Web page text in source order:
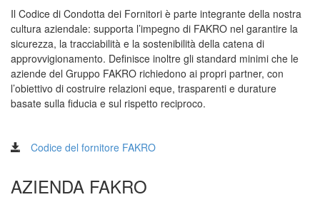
Il Codice di Condotta dei Fornitori è parte integrante della nostra
cultura aziendale: supporta l’impegno di FAKRO nel garantire la
sicurezza, la tracciabilità e la sostenibilità della catena di
approvvigionamento. Definisce inoltre gli standard minimi che le
aziende del Gruppo FAKRO richiedono ai propri partner, con
l’obiettivo di costruire relazioni eque, trasparenti e durature
basate sulla fiducia e sul rispetto reciproco.
Codice del fornitore FAKRO
AZIENDA FAKRO